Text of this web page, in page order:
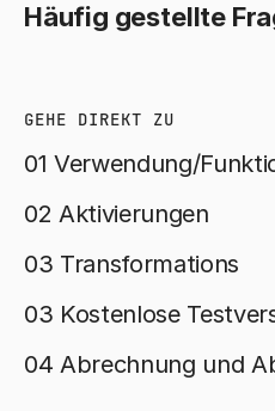
Häufig gestellte
GEHE DIREKT ZU
01 Verwendung/
02 Aktivierungen
03 Transformations
03 Kostenlose
04 Abrechnung und